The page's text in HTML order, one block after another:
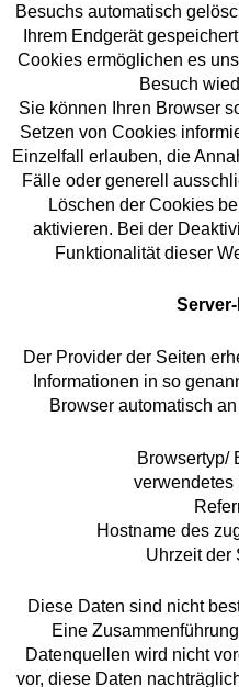
Besuchs automatisch
Ihrem Endgerät
Cookies ermöglichen es
Besuch
Sie können Ihren Browser
Setzen von Cookies
Einzelfall erlauben, die
Fälle oder generell
Löschen der Cookies
aktivieren. Bei der
Funktionalität dieser
Der Provider der Seiten
Informationen in so
Browser automatisch
Browsertyp/
verwendetes
Hostname des
Uhrzeit der
Diese Daten sind nicht
Eine
Datenquellen wird nicht
vor, diese Daten